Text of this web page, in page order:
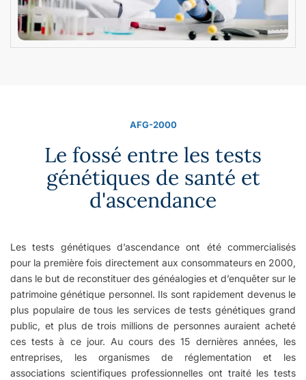
AFG-2000
Le fossé entre les tests
génétiques de santé et
d'ascendance
Les tests génétiques d’ascendance ont été commercialisés
pour la première fois directement aux consommateurs en 2000,
dans le but de reconstituer des généalogies et d’enquêter sur le
patrimoine génétique personnel. Ils sont rapidement devenus le
plus populaire de tous les services de tests génétiques grand
public, et plus de trois millions de personnes auraient acheté
ces tests à ce jour. Au cours des 15 dernières années, les
entreprises, les organismes de réglementation et les
associations scientifiques professionnelles ont traité les tests